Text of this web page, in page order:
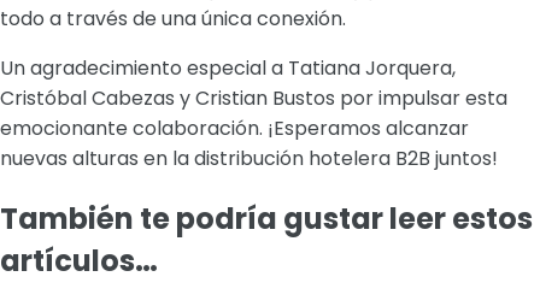
todo a través de una única conexión.
Un agradecimiento especial a Tatiana Jorquera,
Cristóbal Cabezas y Cristian Bustos por impulsar esta
emocionante colaboración. ¡Esperamos alcanzar
nuevas alturas en la distribución hotelera B2B juntos!
También te podría gustar leer estos
artículos…